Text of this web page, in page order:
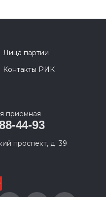
Лица партии
Контакты РИК
приемная
44-93
проспект, д. 39